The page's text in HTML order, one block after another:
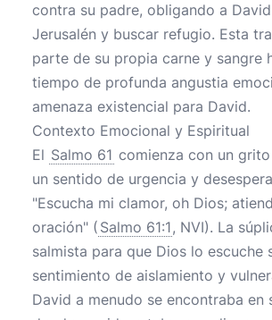
contra su padre, obligando a
Jerusalén y buscar refugio. Esta
parte de su propia carne y sangre
tiempo de profunda angustia
amenaza existencial para David.
Contexto Emocional y Espiritual
El Salmo 61 comienza con un
un sentido de urgencia y
"Escucha mi clamor, oh Dios;
oración" ( Salmo 61:1, NVI). La
salmista para que Dios lo escuche
sentimiento de aislamiento y
David a menudo se encontraba en